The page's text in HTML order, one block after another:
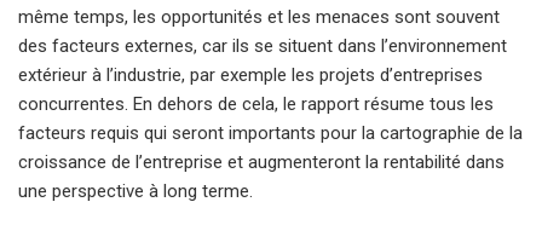
même temps, les opportunités et les menaces sont souvent
des facteurs externes, car ils se situent dans l’environnement
extérieur à l’industrie, par exemple les projets d’entreprises
concurrentes. En dehors de cela, le rapport résume tous les
facteurs requis qui seront importants pour la cartographie de la
croissance de l’entreprise et augmenteront la rentabilité dans
une perspective à long terme.